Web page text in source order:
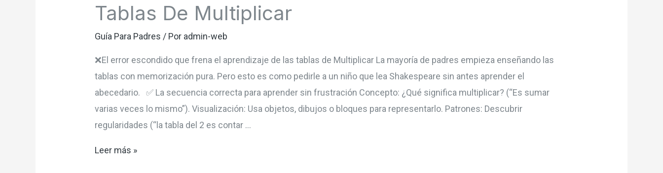
Tablas De Multiplicar
Guía Para Padres / Por admin-web
❌El error escondido que frena el aprendizaje de las tablas de Multiplicar La mayoría de padres empieza enseñando las
tablas con memorización pura. Pero esto es como pedirle a un niño que lea Shakespeare sin antes aprender el
abecedario. ✅ La secuencia correcta para aprender sin frustración Concepto: ¿Qué significa multiplicar? (“Es sumar
varias veces lo mismo”). Visualización: Usa objetos, dibujos o bloques para representarlo. Patrones: Descubrir
regularidades (“la tabla del 2 es contar …
El
Leer más »